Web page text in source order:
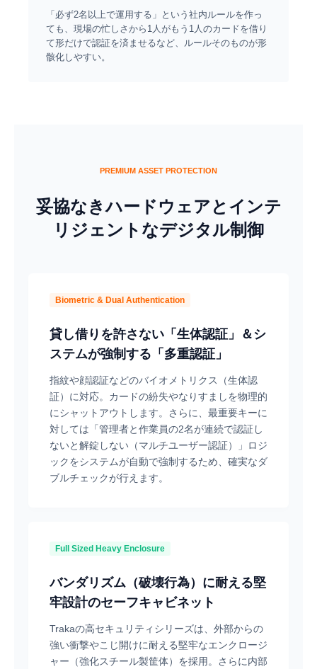
「必ず2名以上で運用する」という社内ルールを作っ
ても、現場の忙しさから1人がもう1人のカードを借り
て形だけで認証を済ませるなど、ルールそのものが形
骸化しやすい。
PREMIUM ASSET PROTECTION
妥協なきハードウェアとインテ
リジェントなデジタル制御
Biometric & Dual Authentication
貸し借りを許さない「生体認証」＆シ
ステムが強制する「多重認証」
指紋や顔認証などのバイオメトリクス（生体認
証）に対応。カードの紛失やなりすましを物理的
にシャットアウトします。さらに、最重要キーに
対しては「管理者と作業員の2名が連続で認証し
ないと解錠しない（マルチユーザー認証）」ロジ
ックをシステムが自動で強制するため、確実なダ
ブルチェックが行えます。
Full Sized Heavy Enclosure
バンダリズム（破壊行為）に耐える堅
牢設計のセーフキャビネット
Trakaの高セキュリティシリーズは、外部からの
強い衝撃やこじ開けに耐える堅牢なエンクロージ
ャー（強化スチール製筐体）を採用。さらに内部